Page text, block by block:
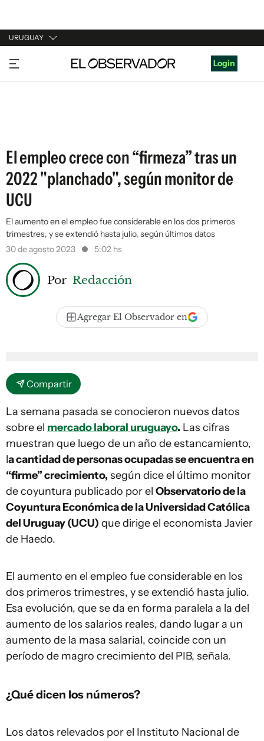
URUGUAY
URUGUAY
ARGENTINA
Login
El empleo crece con “firmeza” tras un
2022 "planchado", según monitor de
UCU
El aumento en el empleo fue considerable en los dos primeros
trimestres, y se extendió hasta julio, según últimos datos
30 de agosto 2023
5:02 hs
Por Redacción
Agregar El Observador en
Compartir
La semana pasada se conocieron nuevos datos
sobre el mercado laboral uruguayo. Las cifras
muestran que luego de un año de estancamiento,
la cantidad de personas ocupadas se encuentra en
“firme” crecimiento, según dice el último monitor
de coyuntura publicado por el Observatorio de la
Coyuntura Económica de la Universidad Católica
del Uruguay (UCU) que dirige el economista Javier
de Haedo.
El aumento en el empleo fue considerable en los
dos primeros trimestres, y se extendió hasta julio.
Esa evolución, que se da en forma paralela a la del
aumento de los salarios reales, dando lugar a un
aumento de la masa salarial, coincide con un
período de magro crecimiento del PIB, señala.
¿Qué dicen los números?
Los datos relevados por el Instituto Nacional de